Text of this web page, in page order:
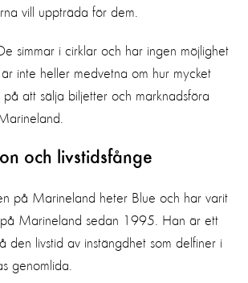
vill uppträda för dem.
simmar i cirklar och har ingen möjlighet
inte heller medvetna om hur mycket
att sälja biljetter och marknadsföra
och livstidsfånge
på Marineland heter Blue och har varit
på Marineland sedan 1995. Han är ett
den livstid av instängdhet som delfiner i
genomlida.